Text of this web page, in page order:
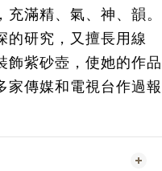
滿精、氣、神、韻。
的研究，又擅長用線
飾紫砂壺，使她的作品
家傳媒和電視台作過報